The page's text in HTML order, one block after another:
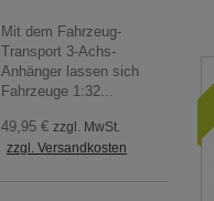
Mit dem Fahrzeug-
Transport 3-Achs-
Anhänger lassen sich
Fahrzeuge 1:32...
49,95 € zzgl. MwSt.
zzgl. Versandkosten